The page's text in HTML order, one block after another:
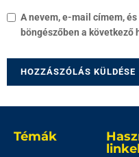
A nevem, e-mail címem,
böngészőben a következő
Témák